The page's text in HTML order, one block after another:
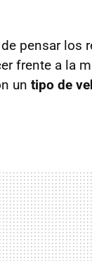
pensar los
frente a la
un tipo de